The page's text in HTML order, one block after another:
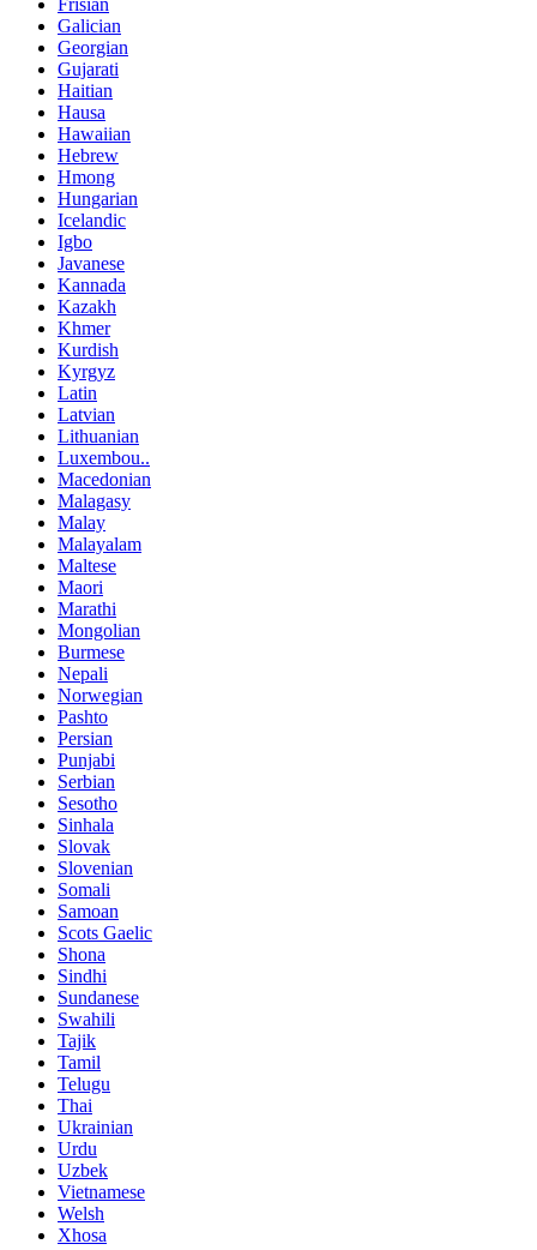
Frisian
Galician
Georgian
Gujarati
Haitian
Hausa
Hawaiian
Hebrew
Hmong
Hungarian
Icelandic
Igbo
Javanese
Kannada
Kazakh
Khmer
Kurdish
Kyrgyz
Latin
Latvian
Lithuanian
Luxembou..
Macedonian
Malagasy
Malay
Malayalam
Maltese
Maori
Marathi
Mongolian
Burmese
Nepali
Norwegian
Pashto
Persian
Punjabi
Serbian
Sesotho
Sinhala
Slovak
Slovenian
Somali
Samoan
Scots Gaelic
Shona
Sindhi
Sundanese
Swahili
Tajik
Tamil
Telugu
Thai
Ukrainian
Urdu
Uzbek
Vietnamese
Welsh
Xhosa